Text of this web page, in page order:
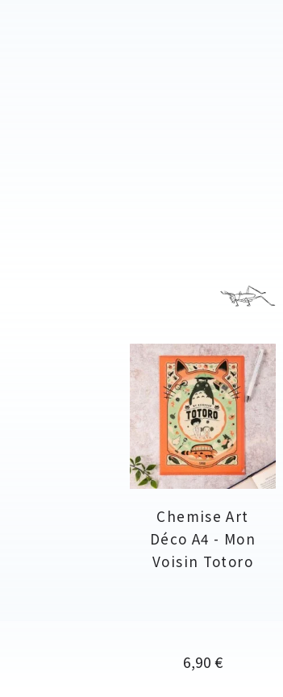
Chemise Art
Déco A4 - Mon
Voisin Totoro
Prix
6,90 €